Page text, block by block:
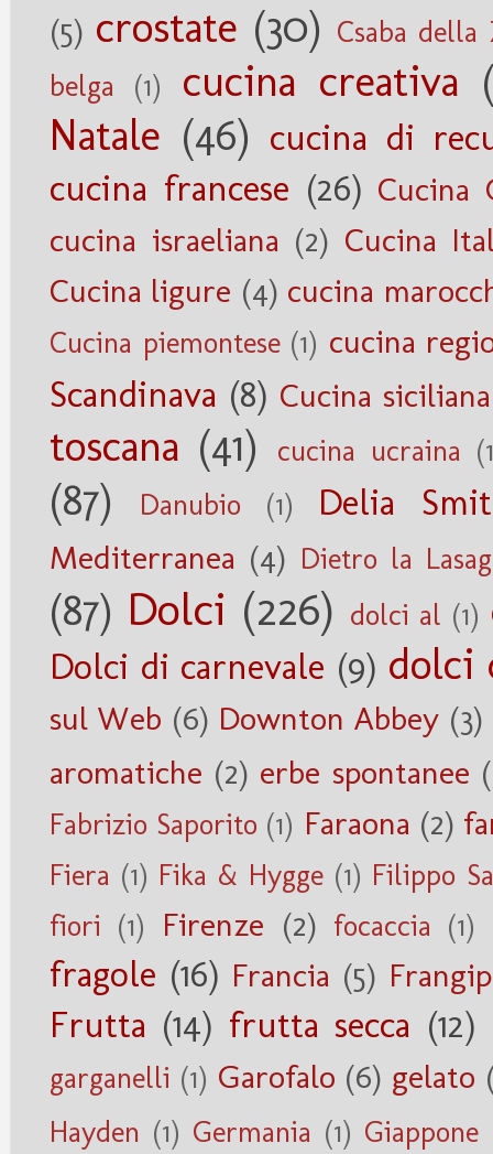
(5) crostate (30) Csaba della
belga
(1) cucina creativa
Natale (46) cucina di
cucina francese (26) Cucina
cucina israeliana (2) Cucina
Cucina ligure (4) cucina
Cucina piemontese (1) cucina
Scandinava (8) Cucina siciliana
toscana (41) cucina ucraina
(87) Danubio (1) Delia
Mediterranea (4) Dietro la
(87) Dolci (226) dolci al (1)
Dolci di carnevale (9) dolci
sul Web (6) Downton Abbey (3)
aromatiche (2) erbe spontanee
Fabrizio Saporito (1) Faraona (2)
Fiera (1) Fika & Hygge (1) Filippo
fiori (1) Firenze (2) focaccia (1)
fragole (16) Francia (5)
Frutta (14) frutta secca (12)
garganelli (1) Garofalo (6) gelato
Hayden (1) Germania (1) Giappone